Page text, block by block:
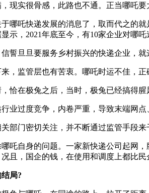
实很骨感，此路也不通。正当哪吒要
吒快递发展的消息了，取而代之的就
示，2021年底至今，有10家企业对哪
旦旦要服务乡村振兴的快递企业，就
监管层也有苦衷。哪吒时运不佳，正
在极兔之后，当时，极兔已经搞得腥
过度竞争，内卷严重，导致末端网点
门密切关注，并不断通过监管手段来
自身的问题。一家新快递公司起网，
且，国企的钱，在使用和调度上都比民
局?